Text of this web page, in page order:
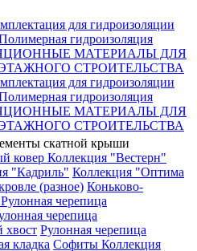
для гидроизоляции
гидроизоляция
МАТЕРИАЛЫ ДЛЯ
СТРОИТЕЛЬСТВА
для гидроизоляции
гидроизоляция
МАТЕРИАЛЫ ДЛЯ
СТРОИТЕЛЬСТВА
скатной крыши
ковер Коллекция "Вестерн"
"Кадриль" Коллекция "Оптима
(разное) Коньково-
черепица
черепица
Рулонная черепица
кладка Софиты Коллекция